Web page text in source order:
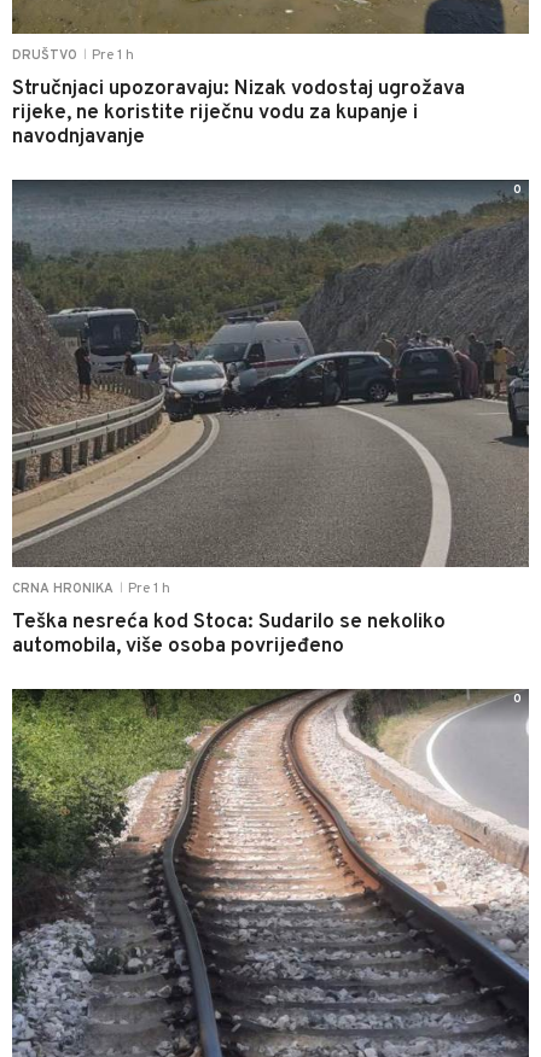
DRUŠTVO Pre 1 h
Stručnjaci upozoravaju: Nizak vodostaj ugrožava
rijeke, ne koristite riječnu vodu za kupanje i
navodnjavanje
CRNA HRONIKA Pre 1 h
Teška nesreća kod Stoca: Sudarilo se nekoliko
automobila, više osoba povrijeđeno
0
0